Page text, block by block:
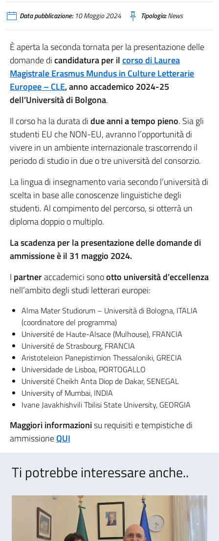
Data pubblicazione:10 Maggio 2024 Tipologia:News
È aperta la seconda tornata per la presentazione delle
domande dicandidatura per ilcorso di Laurea
Magistrale Erasmus Mundus in Culture Letterarie
Europee – CLE, anno accademico 2024-25
dell’Università di Bolgona.
Il corso ha la durata didue anni a tempo pieno. Sia gli
studenti EU che NON-EU, avranno l’opportunità di
vivere in un ambiente internazionale trascorrendo il
periodo di studio in due o tre università del consorzio.
La lingua di insegnamento varia secondo l’università di
scelta in base alle conoscenze linguistiche degli
studenti. Al compimento del percorso, si otterrà un
diploma doppio o multiplo.
La scadenza per la presentazione delle domande di
ammissione è il 31 maggio 2024.
I partneraccademici sonootto università d’eccellenza
nell’ambito degli studi letterari europei:
Alma Mater Studiorum – Università di Bologna, ITALIA
(coordinatore del programma)
Université de Haute-Alsace (Mulhouse), FRANCIA
Université de Strasbourg, FRANCIA
Aristoteleion Panepistimion Thessaloniki, GRECIA
Universidade de Lisboa, PORTOGALLO
Université Cheikh Anta Diop de Dakar, SENEGAL
University of Mumbai, INDIA
Ivane Javakhishvili Tbilisi State University, GEORGIA
Maggiori informazionisu requisiti e tempistiche di
ammissioneQUI
Ti potrebbe interessare anche..